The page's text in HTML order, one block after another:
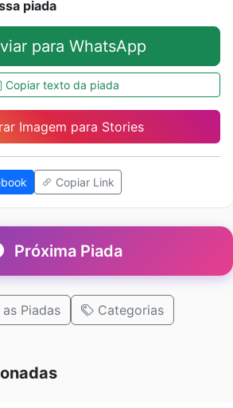
piada
para WhatsApp
Copiar texto da piada
Imagem para Stories
Copiar Link
Próxima Piada
Piadas Categorias